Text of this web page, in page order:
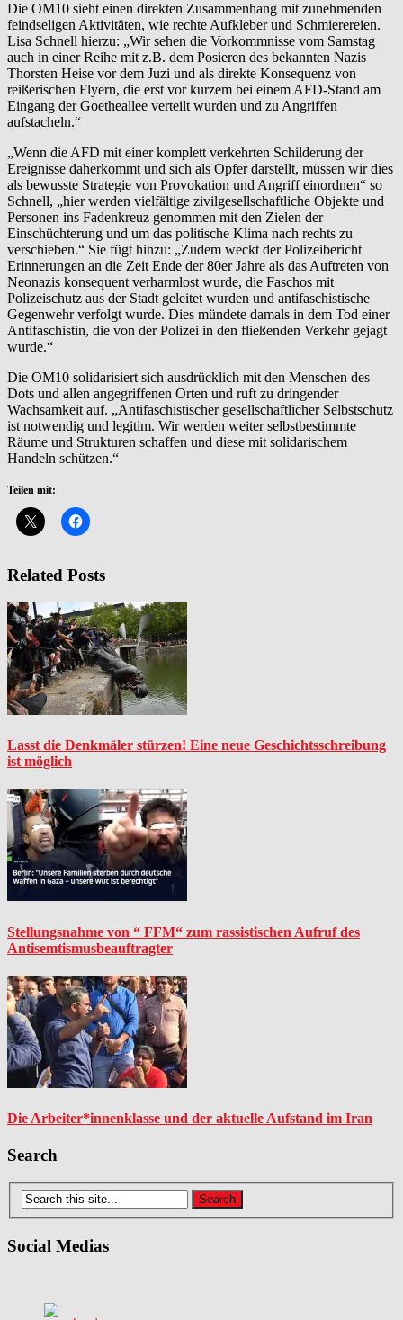
Die OM10 sieht einen direkten Zusammenhang mit zunehmenden
feindseligen Aktivitäten, wie rechte Aufkleber und Schmierereien.
Lisa Schnell hierzu: „Wir sehen die Vorkommnisse vom Samstag
auch in einer Reihe mit z.B. dem Posieren des bekannten Nazis
Thorsten Heise vor dem Juzi und als direkte Konsequenz von
reißerischen Flyern, die erst vor kurzem bei einem AFD-Stand am
Eingang der Goetheallee verteilt wurden und zu Angriffen
aufstacheln.“
„Wenn die AFD mit einer komplett verkehrten Schilderung der
Ereignisse daherkommt und sich als Opfer darstellt, müssen wir dies
als bewusste Strategie von Provokation und Angriff einordnen“ so
Schnell, „hier werden vielfältige zivilgesellschaftliche Objekte und
Personen ins Fadenkreuz genommen mit den Zielen der
Einschüchterung und um das politische Klima nach rechts zu
verschieben.“ Sie fügt hinzu: „Zudem weckt der Polizeibericht
Erinnerungen an die Zeit Ende der 80er Jahre als das Auftreten von
Neonazis konsequent verharmlost wurde, die Faschos mit
Polizeischutz aus der Stadt geleitet wurden und antifaschistische
Gegenwehr verfolgt wurde. Dies mündete damals in dem Tod einer
Antifaschistin, die von der Polizei in den fließenden Verkehr gejagt
wurde.“
Die OM10 solidarisiert sich ausdrücklich mit den Menschen des
Dots und allen angegriffenen Orten und ruft zu dringender
Wachsamkeit auf. „Antifaschistischer gesellschaftlicher Selbstschutz
ist notwendig und legitim. Wir werden weiter selbstbestimmte
Räume und Strukturen schaffen und diese mit solidarischem
Handeln schützen.“
Teilen mit:
Related Posts
Lasst die Denkmäler stürzen! Eine neue Geschichtsschreibung
ist möglich
Stellungsnahme von “ FFM“ zum rassistischen Aufruf des
Antisemtismusbeauftragter
Die Arbeiter*innenklasse und der aktuelle Aufstand im Iran
Search
Social Medias